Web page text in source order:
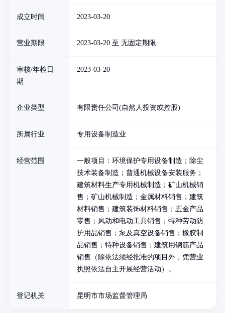
成立时间 2023-03-20
营业期限 2023-03-20 至 无固定期限
审核/年检日
期
2023-03-20
企业类型 有限责任公司(自然人投资或控股)
所属行业 专用设备制造业
经营范围
一般项目：环境保护专用设备制造；除尘
技术装备制造；普通机械设备安装服务；
建筑材料生产专用机械制造；矿山机械销
售；矿山机械制造；金属材料销售；建筑
材料销售；建筑装饰材料销售；五金产品
零售；风动和电动工具销售；特种劳动防
护用品销售；泵及真空设备销售；橡胶制
品销售；特种设备销售；建筑用钢筋产品
销售（除依法须经批准的项目外，凭营业
执照依法自主开展经营活动）。
登记机关 昆明市市场监督管理局